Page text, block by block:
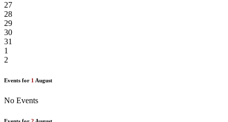
27
28
29
30
31
1
2
Events for 1 August
No Events